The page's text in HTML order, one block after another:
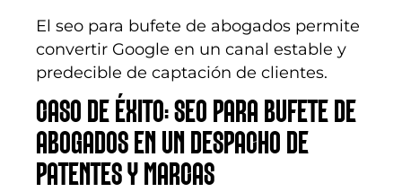
El seo para bufete de abogados permite
convertir Google en un canal estable y
predecible de captación de clientes.
CASO DE ÉXITO: SEO PARA BUFETE DE
ABOGADOS EN UN DESPACHO DE
PATENTES Y MARCAS